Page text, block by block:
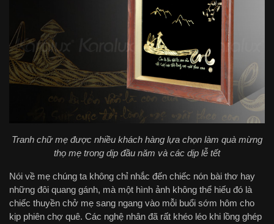
Tranh chữ mẹ được nhiều khách hàng lựa chọn làm quà mừng
thọ mẹ trong dịp đầu năm và các dịp lễ tết
Nói về mẹ chúng ta không chỉ nhắc đến chiếc nón bài thơ hay
những đôi quang gánh, mà một hình ảnh không thể hiếu đó là
chiếc thuyền chở mẹ sang ngang vào mỗi buổi sớm hôm cho
kịp phiên chợ quê. Các nghệ nhân đã rất khéo léo khi lồng ghép